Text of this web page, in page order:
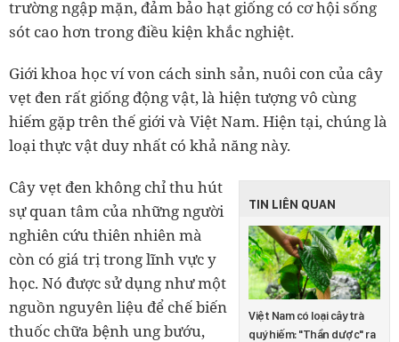
trường ngập mặn, đảm bảo hạt giống có cơ hội sống
sót cao hơn trong điều kiện khắc nghiệt.
Giới khoa học ví von cách sinh sản, nuôi con của cây
vẹt đen rất giống động vật, là hiện tượng vô cùng
hiếm gặp trên thế giới và Việt Nam. Hiện tại, chúng là
loại thực vật duy nhất có khả năng này.
TIN LIÊN QUAN
Việt Nam có loại cây trà
quý hiếm: "Thần dược" ra
Cây vẹt đen không chỉ thu hút
sự quan tâm của những người
nghiên cứu thiên nhiên mà
còn có giá trị trong lĩnh vực y
học. Nó được sử dụng như một
nguồn nguyên liệu để chế biến
thuốc chữa bệnh ung bướu,